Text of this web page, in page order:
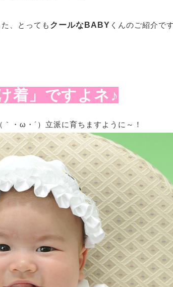
、とっても クールなBABY くんのご紹介で
着」ですよネ♪
｀・ω・´）立派に育ちますように～！